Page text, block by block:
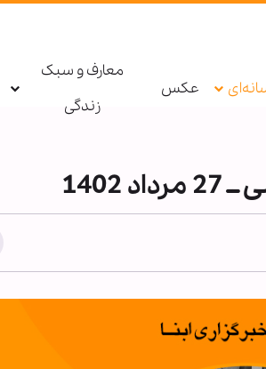
عکس
معارف و سبک
زندگی
در یک اتوبوس در